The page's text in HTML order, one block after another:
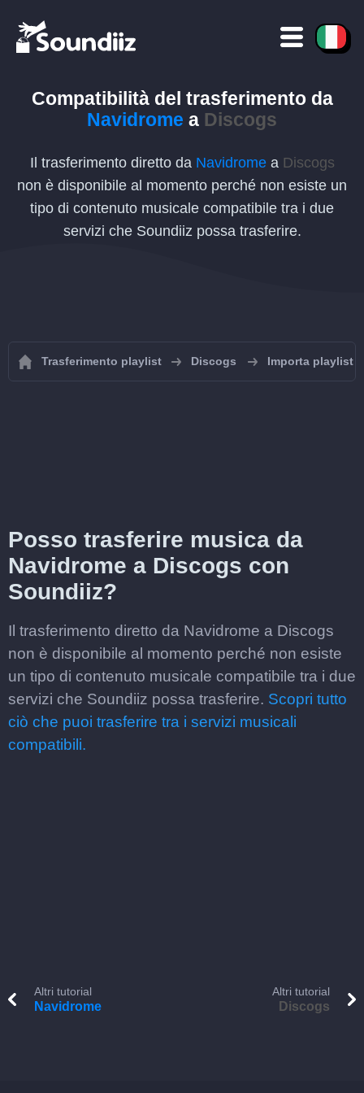
Compatibilità del trasferimento da
Navidrome a Discogs
Il trasferimento diretto da Navidromea Discogs
non è disponibile al momento perché non esiste un
tipo di contenuto musicale compatibile tra i due
servizi che Soundiiz possa trasferire.
Trasferimento playlist Discogs Importa playlist
Posso trasferire musica da
Navidrome a Discogs con
Soundiiz?
Il trasferimento diretto da Navidrome a Discogs
non è disponibile al momento perché non esiste
un tipo di contenuto musicale compatibile tra i due
servizi che Soundiiz possa trasferire. Scopri tutto
ciò che puoi trasferire tra i servizi musicali
compatibili.
Altri tutorial
Navidrome
Altri tutorial
Discogs